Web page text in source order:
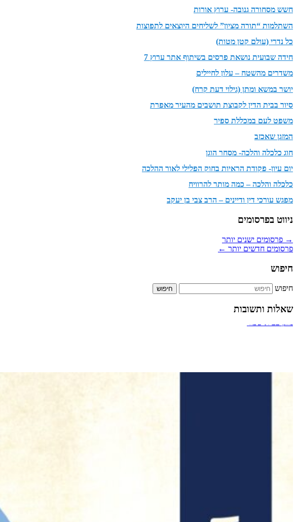
חשש מסחורה גנובה- ערוץ אורות
השתלמות “תורה מציון” לשליחים היוצאים לתפוצות
כל נדרי (עולם קטן מטות)
חידה שבועית נושאת פרסים בשיתוף אתר ערוץ 7
משדרים מהשטח – עלון לחיילים
יושר במשא ומתן (גילוי דעת קרח)
סיור בבית הדין לקבוצת תושבים מהעיר מאפרת
משפט לעם במכללת ספיר
המזגן שאכזב
חוג כלכלה והלכה- מסחר הוגן
יום עיון- פקודת הראיות בחוק הפלילי לאור ההלכה
כלכלה והלכה – כמה מותר להרוויח
מפגש עורכי דין ודיינים – הרב צבי בן יעקב
ניווט בפרסומים
→ פרסומים ישנים יותר
פרסומים חדשים יותר ←
חיפוש
חיפוש
שאלות ותשובות